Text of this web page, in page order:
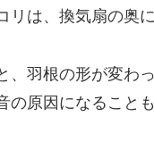
リは、換気扇の奥
、羽根の形が変わ
原因になることも